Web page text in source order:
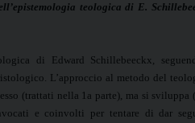
teologica di E.
di Edward Schillebeeckx,
L’approccio al metodo del
(trattati nella 1a parte), ma si sviluppa
e coinvolti per tentare di dar